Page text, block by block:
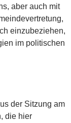
aber auch mit
einzubeziehen,
im politischen
der Sitzung am
die hier